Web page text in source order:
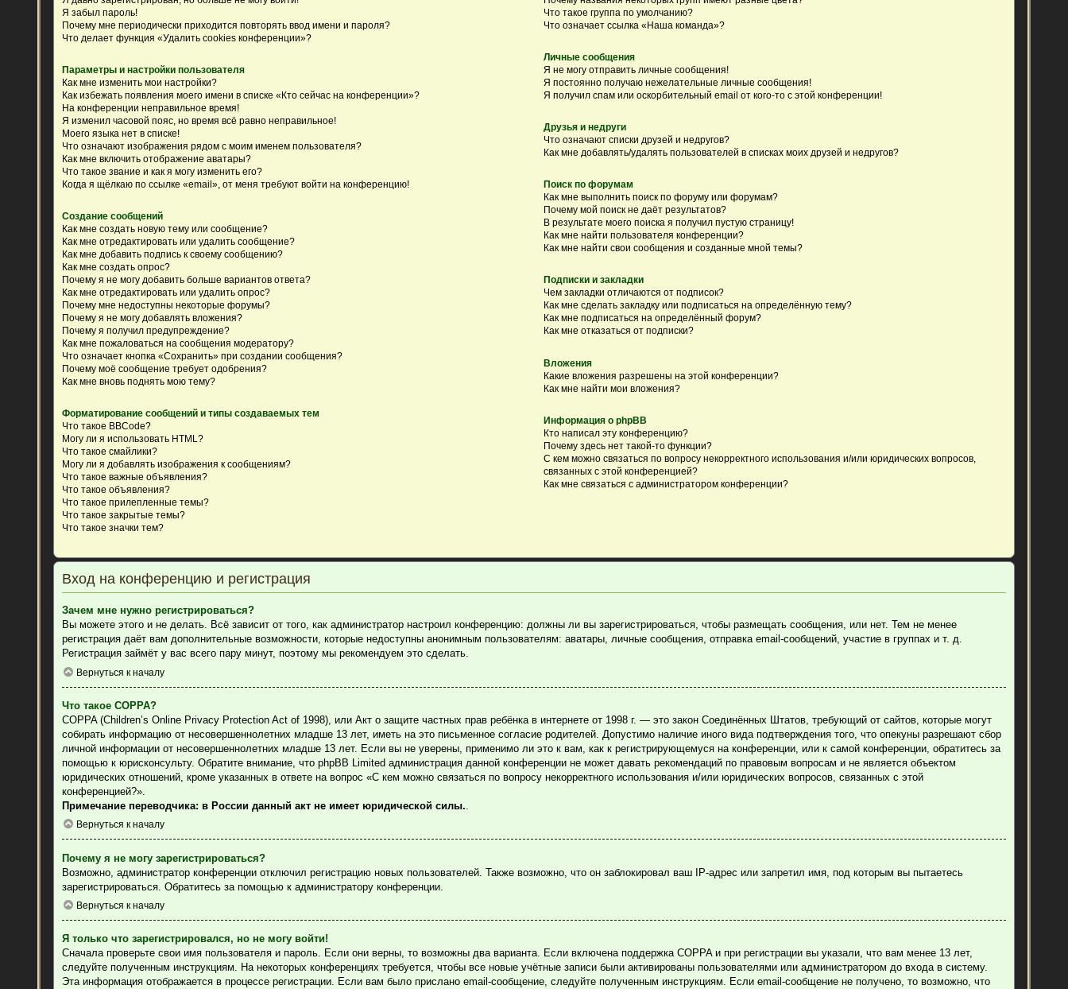
Я забыл пароль!
Почему мне периодически приходится повторять ввод имени и пароля?
Что делает функция «Удалить cookies конференции»?
Параметры и настройки пользователя
Как мне изменить мои настройки?
Как избежать появления моего имени в списке «Кто сейчас на конференции»?
На конференции неправильное время!
Я изменил часовой пояс, но время всё равно неправильное!
Моего языка нет в списке!
Что означают изображения рядом с моим именем пользователя?
Как мне включить отображение аватары?
Что такое звание и как я могу изменить его?
Когда я щёлкаю по ссылке «email», от меня требуют войти на конференцию!
Создание сообщений
Как мне создать новую тему или сообщение?
Как мне отредактировать или удалить сообщение?
Как мне добавить подпись к своему сообщению?
Как мне создать опрос?
Почему я не могу добавить больше вариантов ответа?
Как мне отредактировать или удалить опрос?
Почему мне недоступны некоторые форумы?
Почему я не могу добавлять вложения?
Почему я получил предупреждение?
Как мне пожаловаться на сообщения модератору?
Что означает кнопка «Сохранить» при создании сообщения?
Почему моё сообщение требует одобрения?
Как мне вновь поднять мою тему?
Форматирование сообщений и типы создаваемых тем
Что такое BBCode?
Могу ли я использовать HTML?
Что такое смайлики?
Могу ли я добавлять изображения к сообщениям?
Что такое важные объявления?
Что такое объявления?
Что такое прилепленные темы?
Что такое закрытые темы?
Что такое значки тем?
Что такое группа по умолчанию?
Что означает ссылка «Наша команда»?
Личные сообщения
Я не могу отправить личные сообщения!
Я постоянно получаю нежелательные личные сообщения!
Я получил спам или оскорбительный email от кого-то с этой конференции!
Друзья и недруги
Что означают списки друзей и недругов?
Как мне добавлять/удалять пользователей в списках моих друзей и недругов?
Поиск по форумам
Как мне выполнить поиск по форуму или форумам?
Почему мой поиск не даёт результатов?
В результате моего поиска я получил пустую страницу!
Как мне найти пользователя конференции?
Как мне найти свои сообщения и созданные мной темы?
Подписки и закладки
Чем закладки отличаются от подписок?
Как мне сделать закладку или подписаться на определённую тему?
Как мне подписаться на определённый форум?
Как мне отказаться от подписки?
Вложения
Какие вложения разрешены на этой конференции?
Как мне найти мои вложения?
Информация о phpBB
Кто написал эту конференцию?
Почему здесь нет такой-то функции?
С кем можно связаться по вопросу некорректного использования и/или юридических вопросов,
связанных с этой конференцией?
Как мне связаться с администратором конференции?
Вход на конференцию и регистрация
Зачем мне нужно регистрироваться?
Вы можете этого и не делать. Всё зависит от того, как администратор настроил конференцию: должны ли вы зарегистрироваться, чтобы размещать сообщения, или нет. Тем не менее
регистрация даёт вам дополнительные возможности, которые недоступны анонимным пользователям: аватары, личные сообщения, отправка email-сообщений, участие в группах и т. д.
Регистрация займёт у вас всего пару минут, поэтому мы рекомендуем это сделать.
Вернуться к началу
Что такое COPPA?
COPPA (Children’s Online Privacy Protection Act of 1998), или Акт о защите частных прав ребёнка в интернете от 1998 г. — это закон Соединённых Штатов, требующий от сайтов, которые могут
собирать информацию от несовершеннолетних младше 13 лет, иметь на это письменное согласие родителей. Допустимо наличие иного вида подтверждения того, что опекуны разрешают сбор
личной информации от несовершеннолетних младше 13 лет. Если вы не уверены, применимо ли это к вам, как к регистрирующемуся на конференции, или к самой конференции, обратитесь за
помощью к юрисконсульту. Обратите внимание, что phpBB Limited администрация данной конференции не может давать рекомендаций по правовым вопросам и не является объектом
юридических отношений, кроме указанных в ответе на вопрос «С кем можно связаться по вопросу некорректного использования и/или юридических вопросов, связанных с этой
конференцией?».
Примечание переводчика: в России данный акт не имеет юридической силы.
Вернуться к началу
Почему я не могу зарегистрироваться?
Возможно, администратор конференции отключил регистрацию новых пользователей. Также возможно, что он заблокировал ваш IP-адрес или запретил имя, под которым вы пытаетесь
зарегистрироваться. Обратитесь за помощью к администратору конференции.
Вернуться к началу
Я только что зарегистрировался, но не могу войти!
Сначала проверьте свои имя пользователя и пароль. Если они верны, то возможны два варианта. Если включена поддержка COPPA и при регистрации вы указали, что вам менее 13 лет,
следуйте полученным инструкциям. На некоторых конференциях требуется, чтобы все новые учётные записи были активированы пользователями или администратором до входа в систему.
Эта информация отображается в процессе регистрации. Если вам было прислано email-сообщение, следуйте полученным инструкциям. Если email-сообщение не получено, то возможно, что